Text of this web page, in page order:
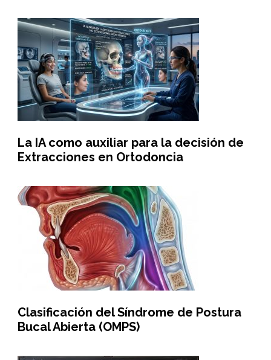
La IA como auxiliar para la decisión de
Extracciones en Ortodoncia
Clasificación del Síndrome de Postura
Bucal Abierta (OMPS)